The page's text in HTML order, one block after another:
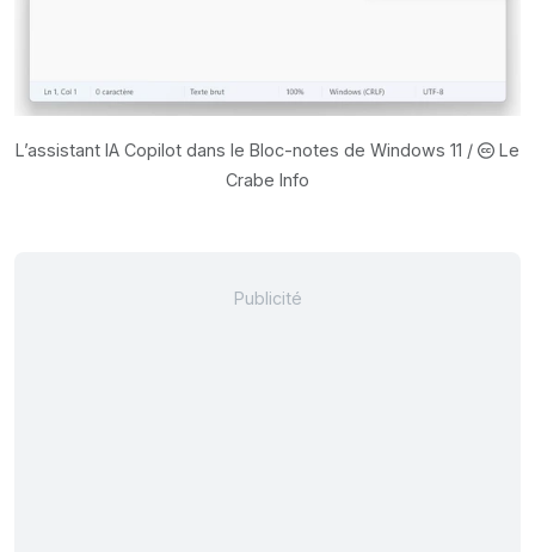
L’assistant IA Copilot dans le Bloc-notes de Windows 11 /
Le
Crabe Info